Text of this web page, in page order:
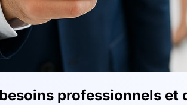
professionnels et